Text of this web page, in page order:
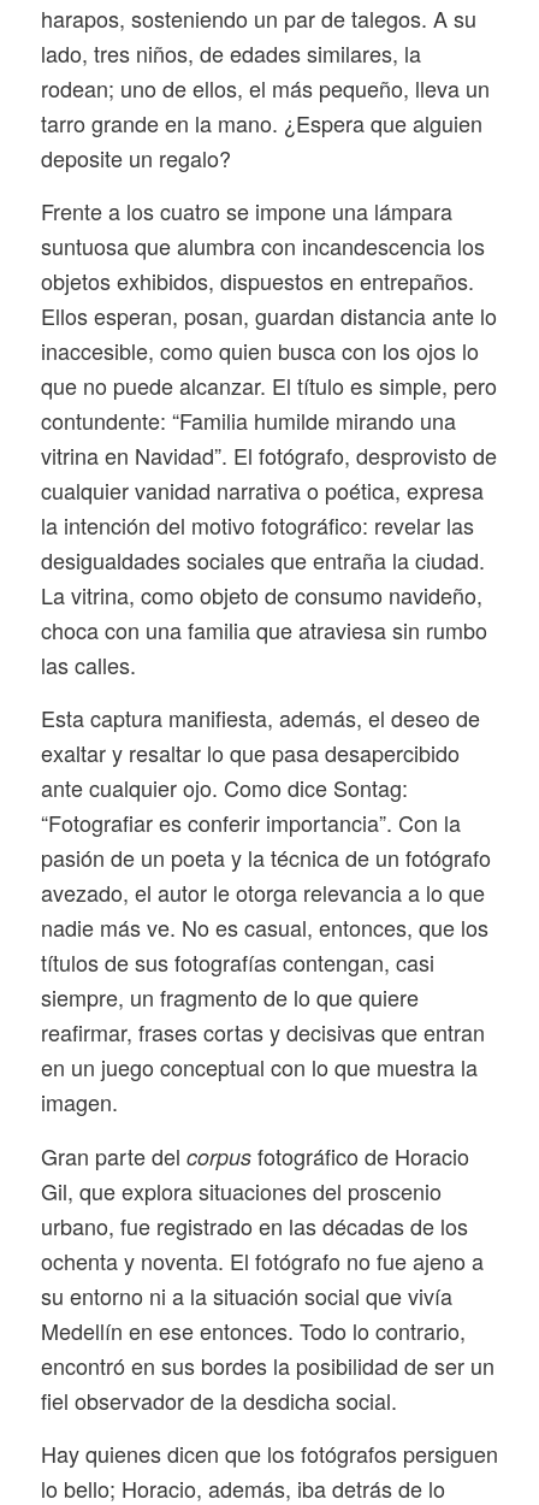
harapos, sosteniendo un par de talegos. A su
lado, tres niños, de edades similares, la
rodean; uno de ellos, el más pequeño, lleva un
tarro grande en la mano. ¿Espera que alguien
deposite un regalo?
Frente a los cuatro se impone una lámpara
suntuosa que alumbra con incandescencia los
objetos exhibidos, dispuestos en entrepaños.
Ellos esperan, posan, guardan distancia ante lo
inaccesible, como quien busca con los ojos lo
que no puede alcanzar. El título es simple, pero
contundente: “Familia humilde mirando una
vitrina en Navidad”. El fotógrafo, desprovisto de
cualquier vanidad narrativa o poética, expresa
la intención del motivo fotográfico: revelar las
desigualdades sociales que entraña la ciudad.
La vitrina, como objeto de consumo navideño,
choca con una familia que atraviesa sin rumbo
las calles.
Esta captura manifiesta, además, el deseo de
exaltar y resaltar lo que pasa desapercibido
ante cualquier ojo. Como dice Sontag:
“Fotografiar es conferir importancia”. Con la
pasión de un poeta y la técnica de un fotógrafo
avezado, el autor le otorga relevancia a lo que
nadie más ve. No es casual, entonces, que los
títulos de sus fotografías contengan, casi
siempre, un fragmento de lo que quiere
reafirmar, frases cortas y decisivas que entran
en un juego conceptual con lo que muestra la
imagen.
Gran parte del corpusfotográfico de Horacio
Gil, que explora situaciones del proscenio
urbano, fue registrado en las décadas de los
ochenta y noventa. El fotógrafo no fue ajeno a
su entorno ni a la situación social que vivía
Medellín en ese entonces. Todo lo contrario,
encontró en sus bordes la posibilidad de ser un
fiel observador de la desdicha social.
Hay quienes dicen que los fotógrafos persiguen
lo bello; Horacio, además, iba detrás de lo